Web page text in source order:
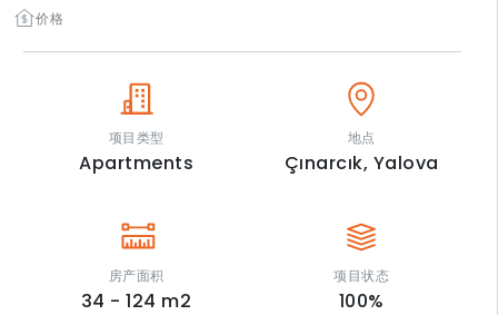
价格
项目类型
Apartments
地点
Çınarcık, Yalova
房产面积
34 - 124 m2
项目状态
100%